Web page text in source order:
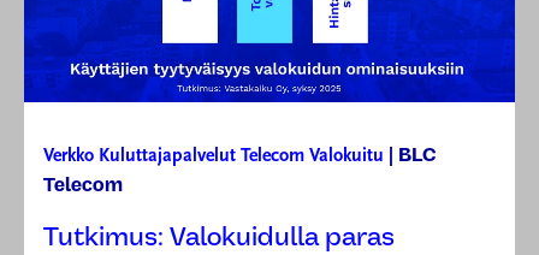
Verkko Kuluttajapalvelut Telecom Valokuitu
BLC
Telecom
Tutkimus: Valokuidulla paras